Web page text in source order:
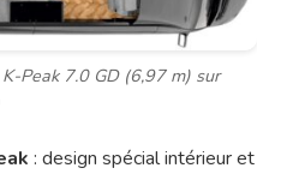
Peak 7.0 GD (6,97 m) sur
: design spécial intérieur et